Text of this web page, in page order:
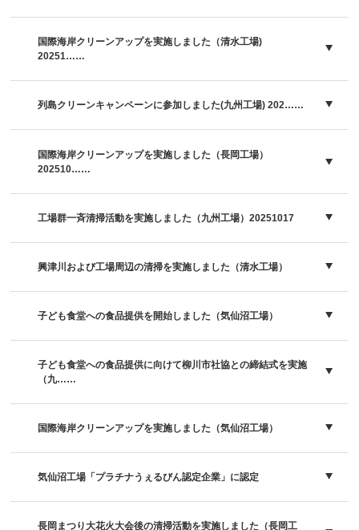
国際海岸クリーンアップを実施しました（清水工場)
20251……
列島クリーンキャンペーンに参加しました(九州工場) 202……
国際海岸クリーンアップを実施しました（長岡工場）
202510……
工場群一斉清掃活動を実施しました（九州工場）20251017
興津川および工場周辺の清掃を実施しました（清水工場）
子ども食堂への食品提供を開始しました（気仙沼工場）
子ども食堂への食品提供に向けて柳川市社協との締結式を実施
（九……
国際海岸クリーンアップを実施しました（気仙沼工場）
気仙沼工場「プラチナうぇるびん認定企業」に認定
長岡まつり大花火大会後の清掃活動を実施しました（長岡工